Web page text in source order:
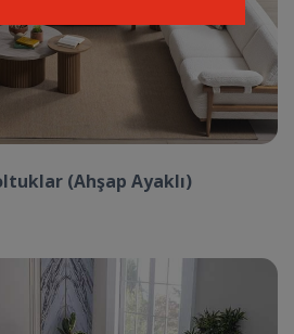
(Ahşap Ayaklı)